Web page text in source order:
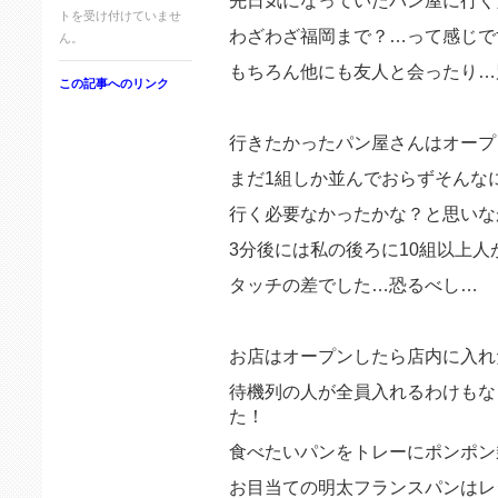
トを受け付けていませ
ん。
この記事へのリンク
わざわざ福岡まで？…って感じ
もちろん他にも友人と会ったり
行きたかったパン屋さんはオー
まだ1組しか並んでおらずそんな
行く必要なかったかな？と思い
3分後には私の後ろに10組以上
タッチの差でした…恐るべし…
お店はオープンしたら店内に入
待機列の人が全員入れるわけも
た！
食べたいパンをトレーにポンポ
お目当ての明太フランスパンは